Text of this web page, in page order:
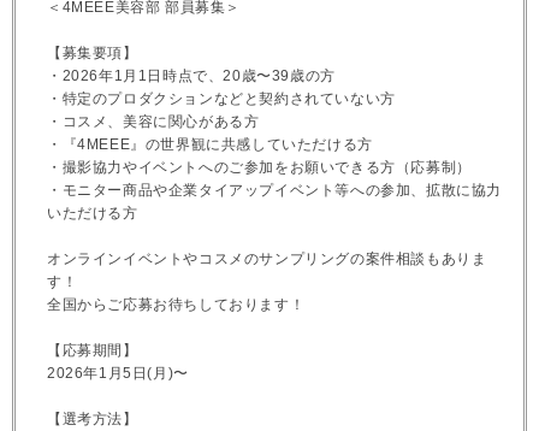
＜4MEEE美容部 部員募集＞
【募集要項】
・2026年1月1日時点で、20歳〜39歳の方
・特定のプロダクションなどと契約されていない方
・コスメ、美容に関心がある方
・『4MEEE』の世界観に共感していただける方
・撮影協力やイベントへのご参加をお願いできる方（応募制）
・モニター商品や企業タイアップイベント等への参加、拡散に協力
いただける方
オンラインイベントやコスメのサンプリングの案件相談もありま
す！
全国からご応募お待ちしております！
【応募期間】
2026年1月5日(月)〜
【選考方法】